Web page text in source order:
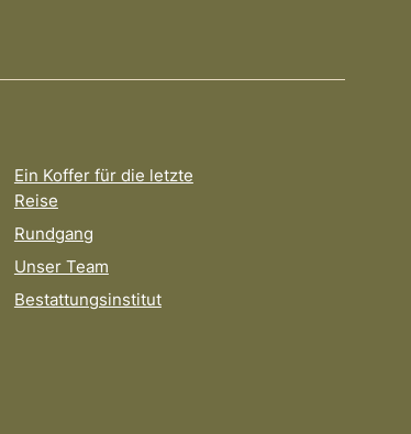
Ein Koffer für die letzte
Reise
Rundgang
Unser Team
Bestattungsinstitut